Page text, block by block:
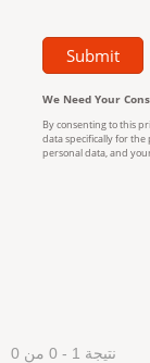
نتيجة 1 - 0 من 0